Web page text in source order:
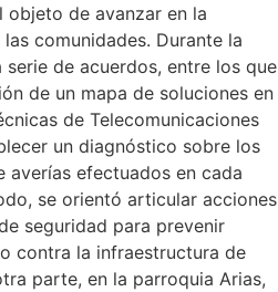
objeto de avanzar en la
comunidades. Durante la
serie de acuerdos, entre los que
de un mapa de soluciones en
de Telecomunicaciones
un diagnóstico sobre los
efectuados en cada
se orientó articular acciones
seguridad para prevenir
contra la infraestructura de
parte, en la parroquia Arias,